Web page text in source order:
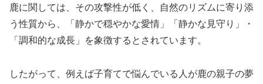
鹿に関しては、その攻撃性が低く、自然のリズムに寄り添
う性質から、「静かで穏やかな愛情」「静かな見守り」・
「調和的な成長」を象徴するとされています。
したがって、例えば子育てで悩んでいる人が鹿の親子の夢